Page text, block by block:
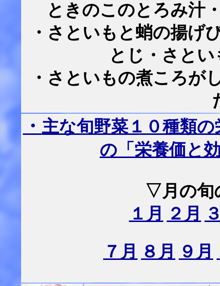
ときのこのとろみ汁
・さといもと蛸の揚げ
とじ・さと
・さといもの煮ころが
・ 主な旬野菜１０種類の
の「栄養価と
▽月の旬
１月
２月
７月 ８月 ９月